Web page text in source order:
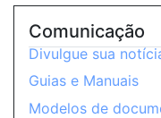
Comunicação
Divulgue sua
Guias e Manuais
Modelos de